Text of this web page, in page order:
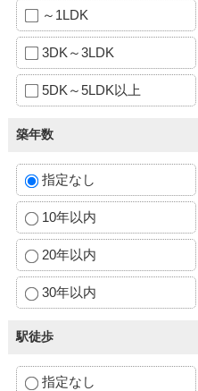
～1LDK
3DK～3LDK
5DK～5LDK以上
築年数
指定なし
10年以内
20年以内
30年以内
駅徒歩
指定なし